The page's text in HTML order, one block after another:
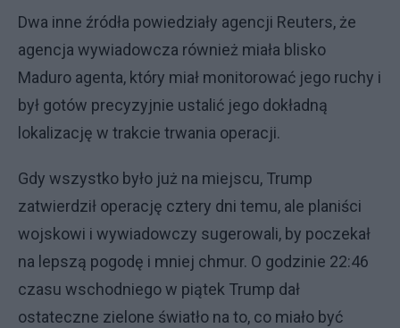
Dwa inne źródła powiedziały agencji Reuters, że
agencja wywiadowcza również miała blisko
Maduro agenta, który miał monitorować jego ruchy i
był gotów precyzyjnie ustalić jego dokładną
lokalizację w trakcie trwania operacji.
Gdy wszystko było już na miejscu, Trump
zatwierdził operację cztery dni temu, ale planiści
wojskowi i wywiadowczy sugerowali, by poczekał
na lepszą pogodę i mniej chmur. O godzinie 22:46
czasu wschodniego w piątek Trump dał
ostateczne zielone światło na to, co miało być